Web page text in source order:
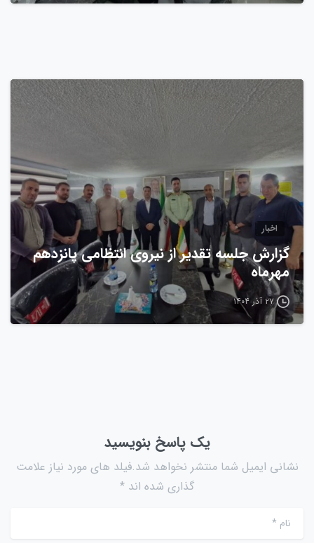
0
اخبار
گزارش جلسه تقدیر از نیروی انتظامی پانزدهم
مهرماه
۲۷ آذر ۱۴۰۴
یک پاسخ بنویسید
نشانی ایمیل شما منتشر نخواهد شد.فیلد های مورد نیاز علامت
گذاری شده اند *
نام*